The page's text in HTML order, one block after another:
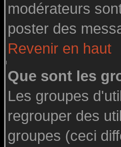
modérateurs
poster des
Revenir en haut
Que sont les
Les groupes
regrouper des
groupes (ceci